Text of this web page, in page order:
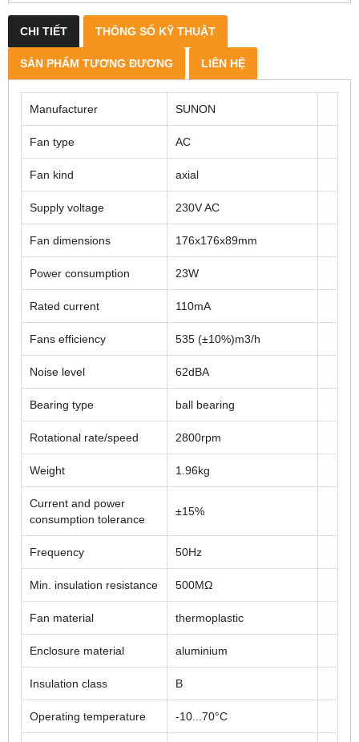
CHI TIẾT THÔNG SỐ KỸ THUẬT
SẢN PHẨM TƯƠNG ĐƯƠNG LIÊN HỆ
Manufacturer SUNON
Fan type AC
Fan kind axial
Supply voltage 230V AC
Fan dimensions 176x176x89mm
Power consumption 23W
Rated current 110mA
Fans efficiency 535 (±10%)m3/h
Noise level 62dBA
Bearing type ball bearing
Rotational rate/speed 2800rpm
Weight 1.96kg
Current and power
consumption tolerance
±15%
Frequency 50Hz
Min. insulation resistance 500MΩ
Fan material thermoplastic
Enclosure material aluminium
Insulation class B
Operating temperature -10...70°C